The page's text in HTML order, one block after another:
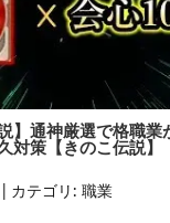
】通神厳選で格職業
対策【きのこ伝説】
カテゴリ: 職業